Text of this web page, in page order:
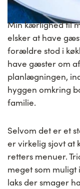
Min kærlighed til
elsker at have
forældre stod i
have gæster om
planlægningen,
hyggen omkring
familie.
Selvom det er et
er virkelig sjovt at
retters menuer.
meget som
laks der smager